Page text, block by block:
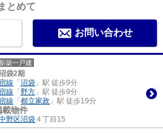
とめて
お問い合わせ
築一戸建
袋2期
線 「 沼袋 」駅 徒歩9分
線 「 野方 」駅 徒歩9分
線 「 都立家政 」駅 徒歩19分
載物件
野区沼袋 ４丁目15